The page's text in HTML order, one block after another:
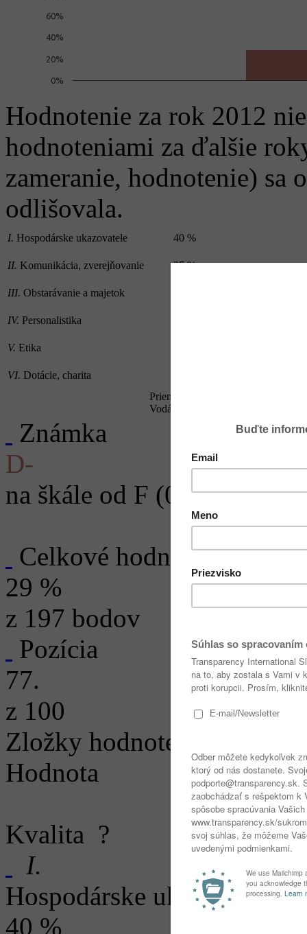
0%
20%
40%
60%
Hodnotenie za rok 2012
hodnoteniami za ďalšie
zameranie, hodnotenie) sa
odlišovala.
I. Hospodárske ukazovatele 40 %
II. Komunikácia, zverejňovanie 27 %
III. Obstarávanie a majetok
IV. Personalistika
V. Etika
VI. Dotácie, charita
Priemer za všetky firmy
Vodárenská spoločnosť Hlohovec,
Známka
D-
na škále od F (0 - 9 %) po
Celkové hodnotenie
29 %
z 197 bodov
Pozícia
77.
z 100
Zložky hodnotenia
Hodnota
Kvalita ?
I.
Hospodárske ukazovatele
40 %